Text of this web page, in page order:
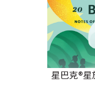
星巴克®